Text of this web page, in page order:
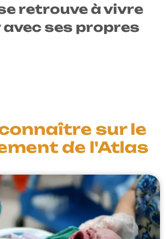
retrouve à vivre
avec ses propres
sur le
de l'Atlas